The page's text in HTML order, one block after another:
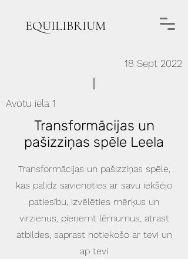
EQUILIBRIUM
18 Sept 2022
Avotu iela 1
Transformācijas un
pašizziņas spēle Leela
Transformācijas un pašizziņas spēle,
kas palīdz savienoties ar savu iekšējo
patiesību, izvēlēties mērķus un
virzienus, pieņemt lēmumus, atrast
atbildes, saprast notiekošo ar tevi un
ap tevi